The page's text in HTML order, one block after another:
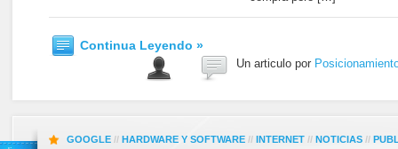
Continua Leyendo »
Un articulo por
GOOGLE // HARDWARE Y SOFTWARE // INTERNET // NOTICIAS //